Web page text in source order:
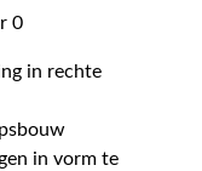
0
in rechte
in vorm te